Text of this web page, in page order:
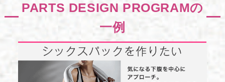
PARTS DESIGN PROGRAMの
一例